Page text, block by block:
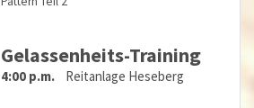
Gelassenheits-Training
4:00 p.m. Reitanlage Heseberg